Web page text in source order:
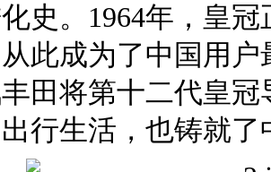
史。1964年，皇
此成为了中国用户
田将第十二代皇
行生活，也铸就